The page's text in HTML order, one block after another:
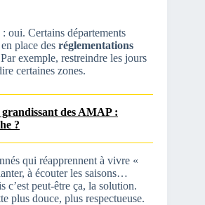
oui. Certains départements
place des réglementations
exemple, restreindre les jours
certaines zones.
grandissant des AMAP :
?
qui réapprennent à vivre «
à écouter les saisons…
c’est peut-être ça, la solution.
plus douce, plus respectueuse.